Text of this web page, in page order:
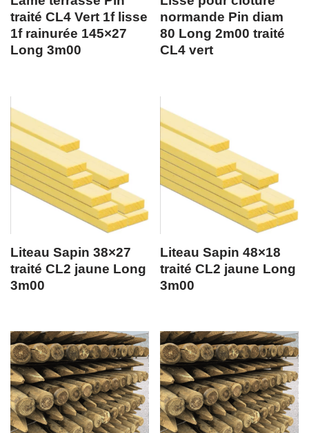
traité CL4 Vert 1f lisse
1f rainurée 145×27
Long 3m00
normande Pin diam
80 Long 2m00 traité
CL4 vert
Liteau Sapin 38×27
traité CL2 jaune Long
3m00
Liteau Sapin 48×18
traité CL2 jaune Long
3m00